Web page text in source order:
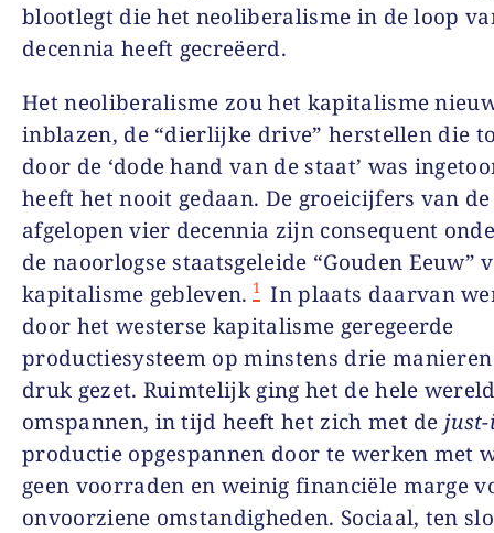
blootlegt die het neoliberalisme in de loop
decennia heeft gecreëerd.
Het neoliberalisme zou het kapitalisme
inblazen, de “dierlijke drive” herstellen die
door de ‘dode hand van de staat’ was
heeft het nooit gedaan. De groeicijfers van de
afgelopen vier decennia zijn consequent
de naoorlogse staatsgeleide “Gouden Eeuw”
kapitalisme gebleven. 1 In plaats daarvan
door het westerse kapitalisme geregeerde
productiesysteem op minstens drie
druk gezet. Ruimtelijk ging het de hele
omspannen, in tijd heeft het zich met de
productie opgespannen door te werken met
geen voorraden en weinig financiële marge
onvoorziene omstandigheden. Sociaal, ten